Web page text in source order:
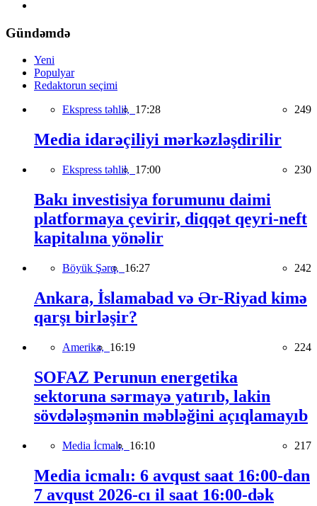
Gündəmdə
Yeni
Populyar
Redaktorun seçimi
Ekspress təhlil, 17:28 249
Media idarəçiliyi mərkəzləşdirilir
Ekspress təhlil, 17:00 230
Bakı investisiya forumunu daimi
platformaya çevirir, diqqət qeyri-neft
kapitalına yönəlir
Böyük Şərq, 16:27 242
Ankara, İslamabad və Ər-Riyad kimə
qarşı birləşir?
Amerika, 16:19 224
SOFAZ Perunun energetika
sektoruna sərmayə yatırıb, lakin
sövdələşmənin məbləğini açıqlamayıb
Media İcmalı, 16:10 217
Media icmalı: 6 avqust saat 16:00-dan
7 avqust 2026-cı il saat 16:00-dək